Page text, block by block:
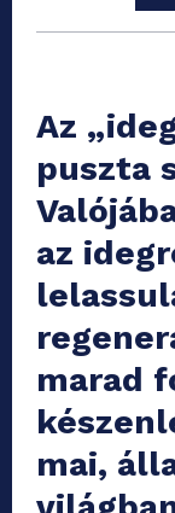
Az
puszta
az
marad
mai,